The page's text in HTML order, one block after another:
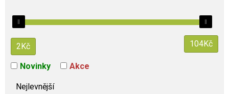
2Kč 104Kč
Novinky Akce
Nejlevnější